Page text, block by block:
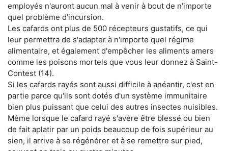
employés n'auront aucun mal à venir à bout de n'importe
quel problème d'incursion.
Les cafards ont plus de 500 récepteurs gustatifs, ce qui
leur permettra de s'adapter à n'importe quel régime
alimentaire, et également d'empêcher les aliments amers
comme les poisons mortels que vous leur donnez à Saint-
Contest (14).
Si les cafards rayés sont aussi difficile à anéantir, c'est en
partie parce qu'ils sont dotés d'un système immunitaire
bien plus puissant que celui des autres insectes nuisibles.
Même lorsque le cafard rayé s'avère être blessé ou bien
de fait aplatir par un poids beaucoup de fois supérieur au
sien, il arrive à se régénérer et à se remettre sur pied,